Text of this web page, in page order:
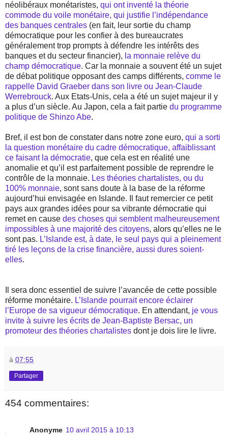
néolibéraux monétaristes, qui ont inventé la théorie
commode du voile monétaire, qui justifie l’indépendance
des banques centrales (en fait, leur sortie du champ
démocratique pour les confier à des bureaucrates
généralement trop prompts à défendre les intérêts des
banques et du secteur financier), la monnaie relève du
champ démocratique. Car la monnaie a souvent été un sujet
de débat politique opposant des camps différents, comme le
rappelle David Graeber dans son livre ou Jean-Claude
Werrebrouck. Aux Etats-Unis, cela a été un sujet majeur il y
a plus d’un siècle. Au Japon, cela a fait partie du programme
politique de Shinzo Abe.
Bref, il est bon de constater dans notre zone euro, qui a sorti
la question monétaire du cadre démocratique, affaiblissant
ce faisant la démocratie, que cela est en réalité une
anomalie et qu’il est parfaitement possible de reprendre le
contrôle de la monnaie. Les théories chartalistes, ou du
100% monnaie, sont sans doute à la base de la réforme
aujourd’hui envisagée en Islande. Il faut remercier ce petit
pays aux grandes idées pour sa vibrante démocratie qui
remet en cause des choses qui semblent malheureusement
impossibles à une majorité des citoyens, alors qu’elles ne le
sont pas. L’Islande est, à date, le seul pays qui a pleinement
tiré les leçons de la crise financière, aussi dures soient-
elles.
Il sera donc essentiel de suivre l’avancée de cette possible
réforme monétaire. L’Islande pourrait encore éclairer
l’Europe de sa vigueur démocratique. En attendant, je vous
invite à suivre les écrits de Jean-Baptiste Bersac, un
promoteur des théories chartalistes dont je dois lire le livre.
à 07:55
Partager
454 commentaires:
Anonyme 10 avril 2015 à 10:13